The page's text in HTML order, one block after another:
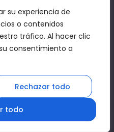
su experiencia de
o contenidos
tráfico. Al hacer clic
consentimiento a
Rechazar todo
todo
5ºB, 12005 Castellón